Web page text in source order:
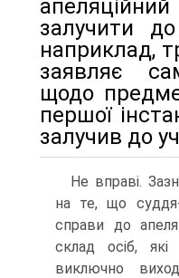
залучити
наприклад,
заявляє
щодо
першої
залучив до
Не вправі.
на те, що суддя-
справи до
склад осіб,
виключно